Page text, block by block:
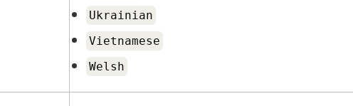
Ukrainian
Vietnamese
Welsh